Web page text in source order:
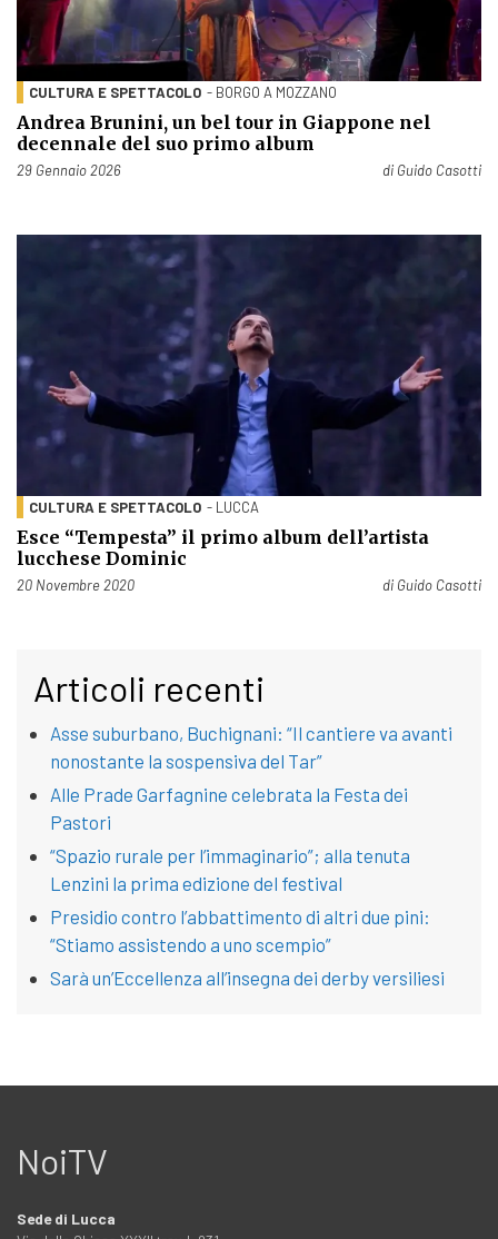
CULTURA E SPETTACOLO - BORGO A MOZZANO
Andrea Brunini, un bel tour in Giappone nel
decennale del suo primo album
Pubblicato il
29 Gennaio 2026 di Guido Casotti
CULTURA E SPETTACOLO - LUCCA
Esce “Tempesta” il primo album dell’artista
lucchese Dominic
Pubblicato il
20 Novembre 2020 di Guido Casotti
Articoli recenti
Asse suburbano, Buchignani: “Il cantiere va avanti
nonostante la sospensiva del Tar”
Alle Prade Garfagnine celebrata la Festa dei
Pastori
“Spazio rurale per l’immaginario”; alla tenuta
Lenzini la prima edizione del festival
Presidio contro l’abbattimento di altri due pini:
“Stiamo assistendo a uno scempio”
Sarà un’Eccellenza all’insegna dei derby versiliesi
NoiTV
Sede di Lucca